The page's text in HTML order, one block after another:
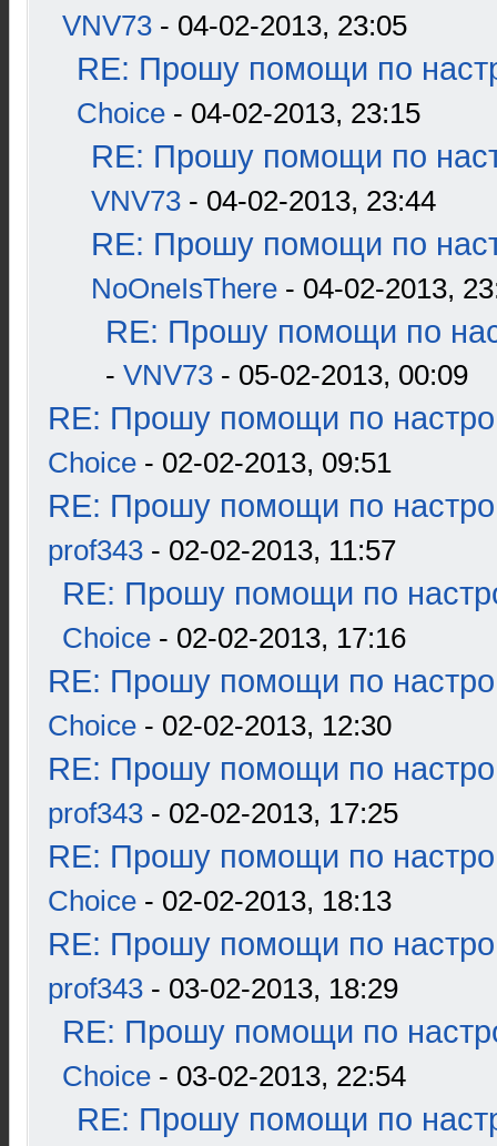
VNV73 - 04-02-2013, 23:05
RE: Прошу помощи по
Choice - 04-02-2013, 23:15
RE: Прошу помощи по
VNV73 - 04-02-2013, 23:44
RE: Прошу помощи по
NoOneIsThere - 04-02-2013,
RE: Прошу помощи по
- VNV73 - 05-02-2013, 00:09
RE: Прошу помощи по
Choice - 02-02-2013, 09:51
RE: Прошу помощи по
prof343 - 02-02-2013, 11:57
RE: Прошу помощи по
Choice - 02-02-2013, 17:16
RE: Прошу помощи по
Choice - 02-02-2013, 12:30
RE: Прошу помощи по
prof343 - 02-02-2013, 17:25
RE: Прошу помощи по
Choice - 02-02-2013, 18:13
RE: Прошу помощи по
prof343 - 03-02-2013, 18:29
RE: Прошу помощи по
Choice - 03-02-2013, 22:54
RE: Прошу помощи по